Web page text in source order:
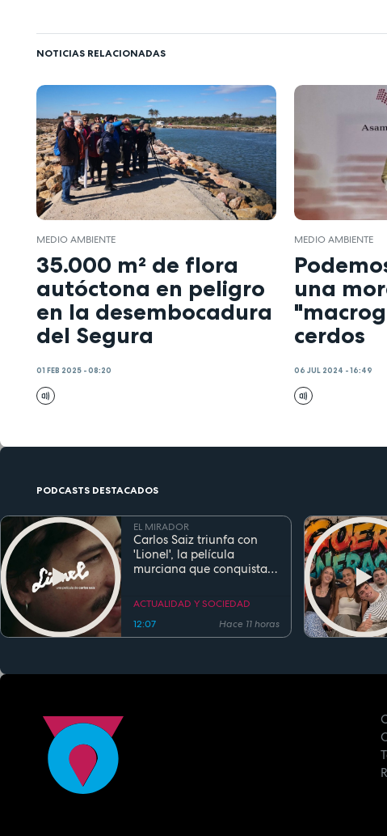
NOTICIAS RELACIONADAS
MEDIO AMBIENTE
35.000 m² de flora
autóctona en peligro
en la desembocadura
del Segura
01 FEB 2025 - 08:20
MEDIO AMBIENTE
una
cerdos
06 JUL 2024 - 16:49
PODCASTS DESTACADOS
EL MIRADOR
Carlos Saiz triunfa con
'Lionel', la película
murciana que conquista
estreno
ACTUALIDAD Y SOCIEDAD
12:07
Hace 11 horas